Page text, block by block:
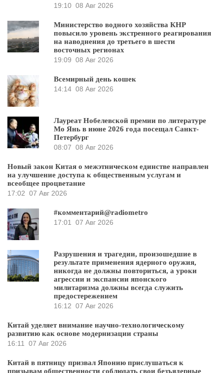
19:10 08 Авг 2026
Министерство водного хозяйства КНР
повысило уровень экстренного реагирования
на наводнения до третьего в шести
восточных регионах
19:09 08 Авг 2026
Всемирный день кошек
14:14 08 Авг 2026
Лауреат Нобелевской премии по литературе
Мо Янь в июне 2026 года посещал Санкт-
Петербург
08:07 08 Авг 2026
Новый закон Китая о межэтническом единстве направлен
на улучшение доступа к общественным услугам и
всеобщее процветание
17:02 07 Авг 2026
#комментарий@radiometro
17:01
07 Авг 2026
Разрушения и трагедии, произошедшие в
результате применения ядерного оружия,
никогда не должны повториться, а уроки
агрессии и экспансии японского
милитаризма должны всегда служить
предостережением
16:12 07 Авг 2026
Китай уделяет внимание научно-технологическому
развитию как основе модернизации страны
16:11
07 Авг 2026
Китай в пятницу призвал Японию прислушаться к
призывам общественности соблюдать свои безъядерные